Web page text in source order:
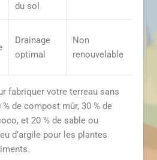
du sol
Drainage
optimal
Non
renouvelable
des
fabriquer votre terreau sans
de compost mûr, 30 % de
et 20 % de sable ou
d’argile pour les plantes